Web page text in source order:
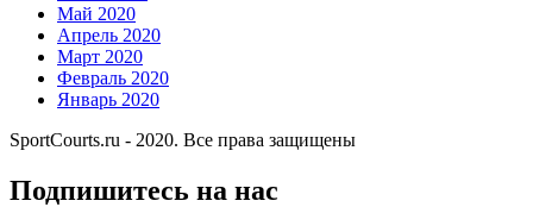
Май 2020
Апрель 2020
Март 2020
Февраль 2020
Январь 2020
SportCourts.ru - 2020. Все права защищены
Подпишитесь на нас